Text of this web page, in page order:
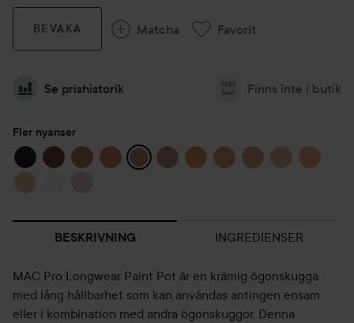
BEVAKA Matcha Favorit
Se prishistorik Finns inte i butik
Fler nyanser
BESKRIVNING INGREDIENSER
MAC Pro Longwear Paint Pot är en krämig ögonskugga
med lång hållbarhet som kan användas antingen ensam
eller i kombination med andra ögonskuggor. Denna